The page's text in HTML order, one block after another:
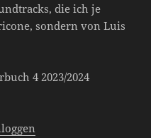
die ich je
sondern von Luis
4 2023/2024